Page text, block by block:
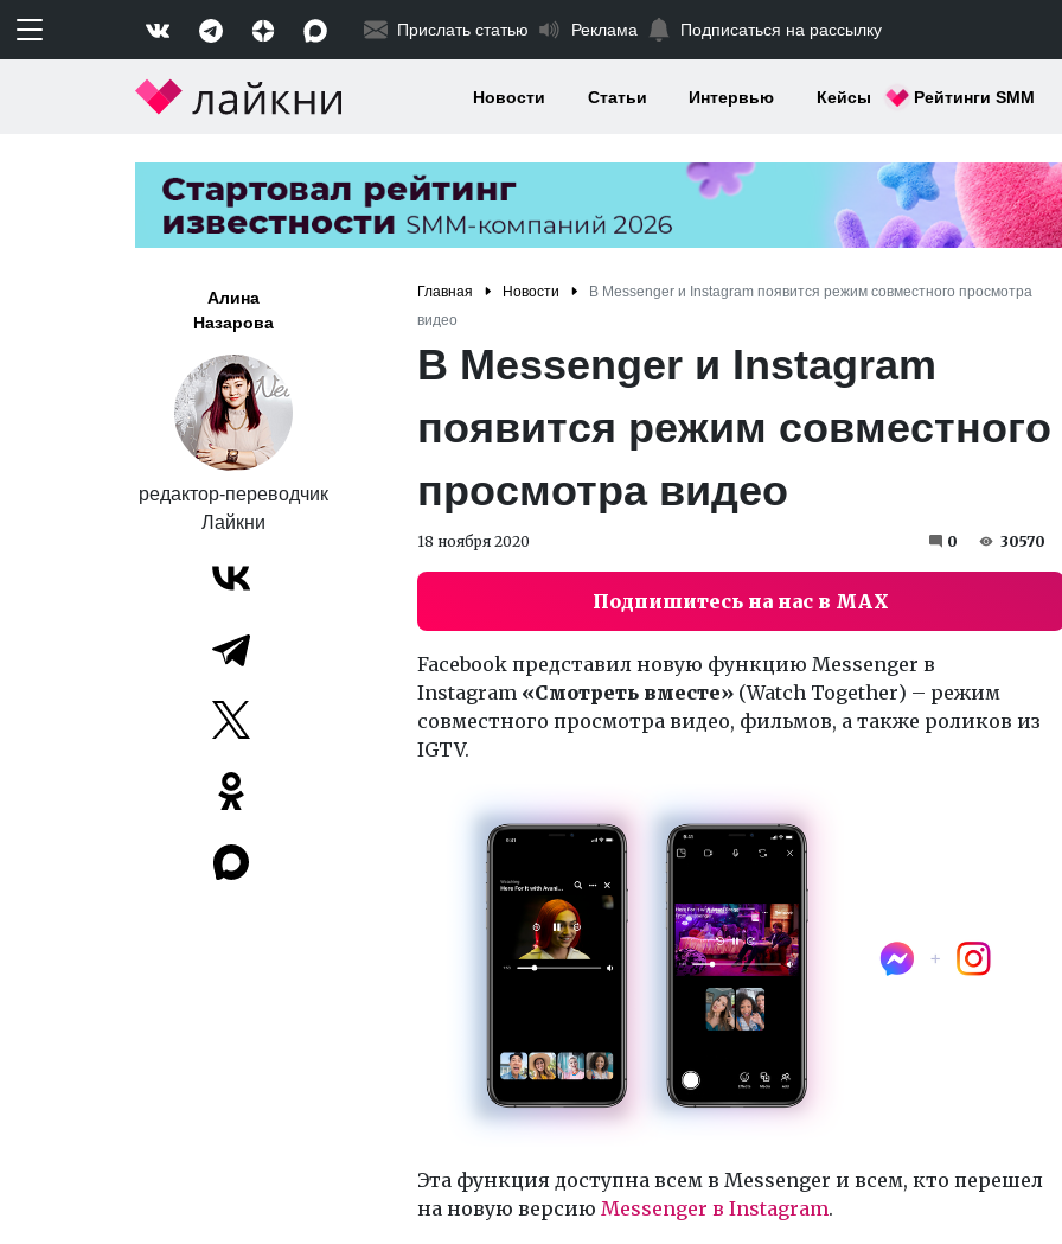
Прислать статью Реклама Подписаться на рассылку
Новости Статьи Интервью Кейсы Рейтинги SMM
Алина
Назарова
редактор-переводчик
Лайкни
Главная Новости
В Messenger и Instagram появится режим совместного просмотра
видео
В Messenger и Instagram
появится режим совместного
просмотра видео
18 ноября 2020 0 30570
Подпишитесь на нас в MAX
Facebook представил новую функцию Messenger в
Instagram «Смотреть вместе» (Watch Together) – режим
совместного просмотра видео, фильмов, а также роликов из
IGTV.
Эта функция доступна всем в Messenger и всем, кто перешел
на новую версию Messenger в Instagram.